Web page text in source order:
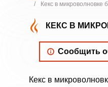
/
Кекс в микроволновке
КЕКС В
Сообщить
Кекс в